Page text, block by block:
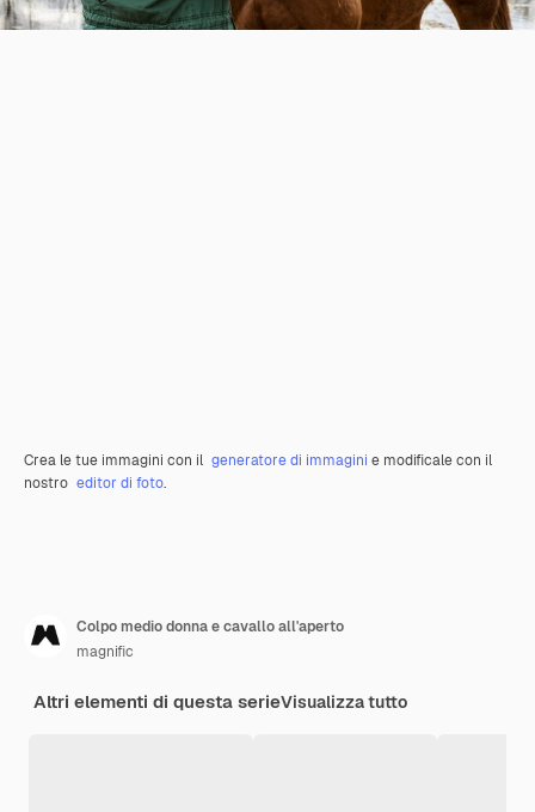
Crea le tue immagini con il generatore di immagini e modificale con il
nostro editor di foto.
Colpo medio donna e cavallo all'aperto
magnific
Altri elementi di questa serieVisualizza tutto